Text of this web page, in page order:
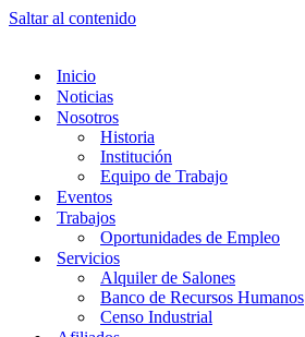
Saltar al contenido
Inicio
Noticias
Nosotros
Historia
Institución
Equipo de Trabajo
Eventos
Trabajos
Oportunidades de Empleo
Servicios
Alquiler de Salones
Banco de Recursos Humanos
Censo Industrial